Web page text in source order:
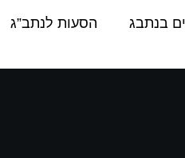
בנתבג הסעות לנתב”ג